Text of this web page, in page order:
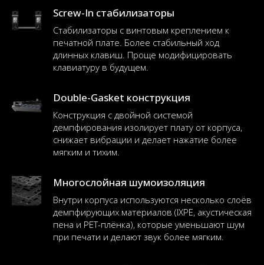
Screw-In стабилизаторы
Стабилизаторы с винтовым креплением к
печатной плате. Более стабильный ход
длинных клавиш. Проще модифицировать
клавиатуру в будущем.
Double-Gasket конструкция
Конструкция с двойной системой
демпфирования изолирует плату от корпуса,
снижает вибрации и делает нажатие более
мягким и тихим.
Многослойная шумоизоляция
Внутри корпуса используются несколько слоёв
демпфирующих материалов (IXPE, акустическая
пена и PET-плёнка), которые уменьшают шум
при печати и делают звук более мягким.